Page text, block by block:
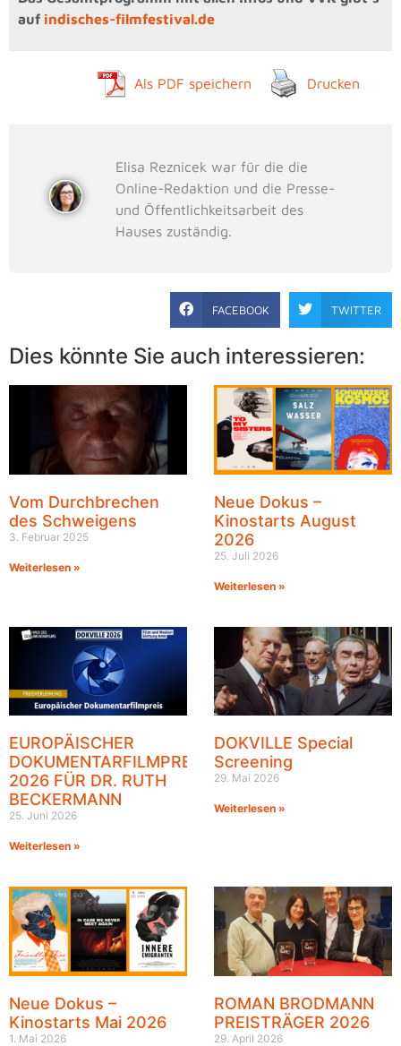
auf indisches-filmfestival.de
Als PDF speichern Drucken
Elisa Reznicek war für die die
Online-Redaktion und die Presse-
und Öffentlichkeitsarbeit des
Hauses zuständig.
FACEBOOK TWITTER
Dies könnte Sie auch interessieren:
Vom Durchbrechen
des Schweigens
3. Februar 2025
Weiterlesen »
Neue Dokus –
Kinostarts August
2026
25. Juli 2026
Weiterlesen »
EUROPÄISCHER
DOKUMENTARFILMPREIS
2026 FÜR DR. RUTH
BECKERMANN
25. Juni 2026
Weiterlesen »
DOKVILLE Special
Screening
29. Mai 2026
Weiterlesen »
Neue Dokus –
Kinostarts Mai 2026
1. Mai 2026
ROMAN BRODMANN
PREISTRÄGER 2026
29. April 2026